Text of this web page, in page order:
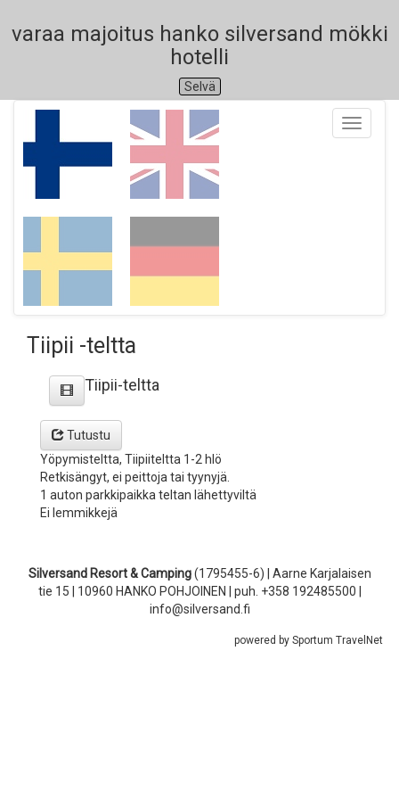
varaa majoitus hanko silversand mökki
hotelli
Selvä
Toggle
Tiipii -teltta
Tiipii-teltta
Tutustu
Yöpymisteltta, Tiipiiteltta 1-2 hlö
Retkisängyt, ei peittoja tai tyynyjä.
1 auton parkkipaikka teltan lähettyviltä
Ei lemmikkejä
Silversand Resort & Camping(1795455-6) | Aarne Karjalaisen
tie 15 | 10960 HANKO POHJOINEN | puh. +358 192485500 |
info@silversand.fi
powered by Sportum TravelNet